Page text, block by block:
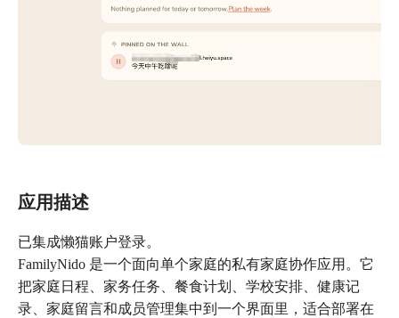
应用描述
已集成懒猫账户登录。
FamilyNido 是一个面向单个家庭的私有家庭协作应用。它
把家庭日程、家务任务、餐食计划、学校安排、健康记
录、家庭留言和成员管理集中到一个界面里，适合部署在